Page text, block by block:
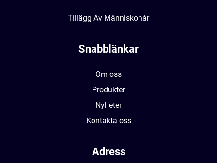
Tillägg Av Människohår
Snabblänkar
Om oss
Produkter
Nyheter
Kontakta oss
Adress